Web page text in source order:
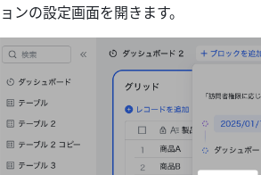
ョンの設定画面を開きます。